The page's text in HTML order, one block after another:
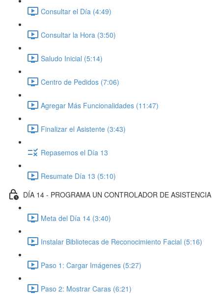
Consultar el Día (4:49)
Consultar la Hora (3:50)
Saludo Inicial (5:14)
Centro de Pedidos (7:06)
Agregar Más Funcionalidades (11:47)
Finalizar el Asistente (3:43)
Repasemos el Día 13
Resumate Día 13 (5:10)
DÍA 14 - PROGRAMA UN CONTROLADOR DE ASISTENCIA
Meta del Día 14 (3:40)
Instalar Bibliotecas de Reconocimiento Facial (5:16)
Paso 1: Cargar Imágenes (5:27)
Paso 2: Mostrar Caras (6:21)